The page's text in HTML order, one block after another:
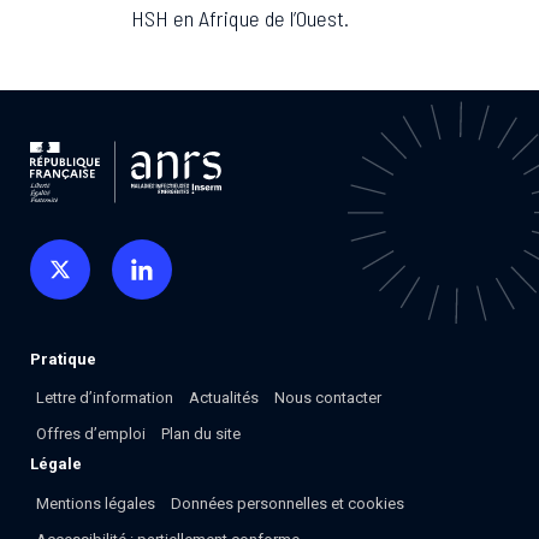
Associations de patient.e.s
Ouverte depuis décembre 2023, pour suivre l'épidémie
en RDC, elle reste active suite à des cas à Mayotte et à
La Réunion.
Cellules Émergence
Retrouvez toutes les cellules Émergence, actives ou
inactives.
HSH en Afrique de l’Ouest.
Pratique
Lettre d’information Actualités
Nous contacter
Offres d’emploi
Plan du site
Légale
Mentions légales
Données personnelles et cookies